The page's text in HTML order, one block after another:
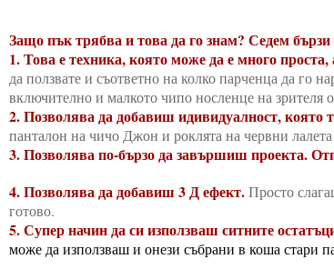
Защо пък трябва и това да го знам? Седем
1. Това е техника, която може да е много
да ползвате и съответно на колко парченца да го
включително и малкото чипо носленце на зрителя
2. Позволява да добавиш идивидуалност, която
панталон на чичо Джон и роклята на червни
3. Позволява по-бързо да завършиш проекта.
4. Позволява да добавиш 3 Д ефект.Просто
готово.
5. Супер начин да си използваш ситните
може да използваш и онези събрани в коша стари